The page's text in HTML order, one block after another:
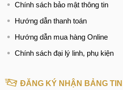
Chính sách bảo mật thông tin
Hướng dẫn thanh toán
Hướng dẫn mua hàng Online
Chính sách đại lý linh, phụ kiện
ĐĂNG KÝ NHẬN BẢNG TIN